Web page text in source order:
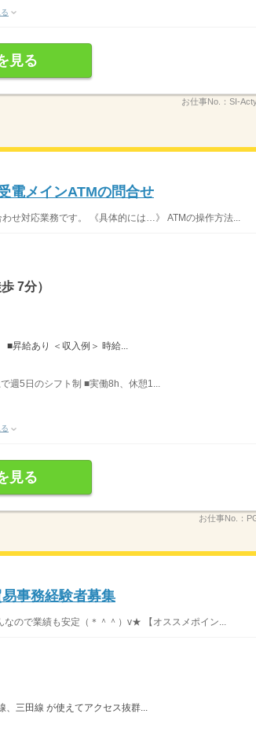
見る
お仕事No.： SI-
電メインATMの問合せ
せ対応業務です。 《具体的には…》 ATMの操作方法...
7分）
■昇給あり ＜収入例＞ 時給...
週5日のシフト制 ■実働8h、休憩1...
見る
お仕事No.：
事務経験者募集
ので業績も安定（＊＾＾）v★ 【オススメポイン...
三田線 が使えてアクセス抜群...